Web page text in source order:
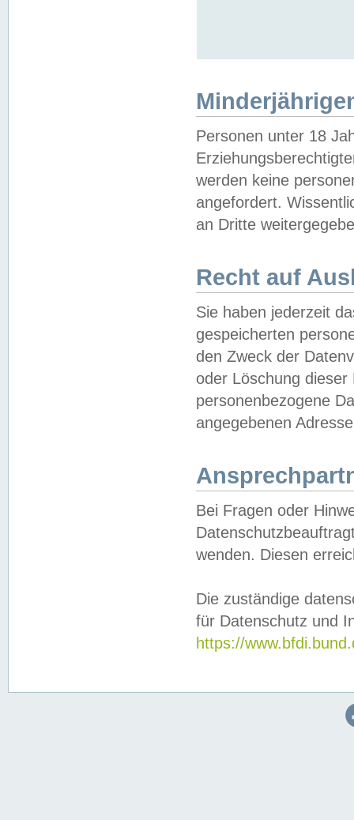
Personen unter 18
werden keine
angefordert.
an Dritte
Recht auf
Sie haben jederzeit
gespeicherten
den Zweck der
oder Löschung
personenbezogene
angegebenen
Bei Fragen oder
wenden. Diesen
Die zuständige
für Datenschutz und
https://